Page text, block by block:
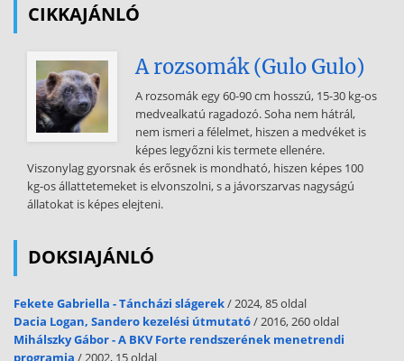
intézményrendszerét, így az Egyesülési szerződés elfogadása után
ugyanazok a szervek látják el mind a három közösség feladatait; 3
1986. Egységes európai okmány (Single European Act) 1992 Európai
Unióról szóló szerződés (Treaty on European Union) 1997
Amsterdami szerződés (Amsterdam Treaty) - az EGK-szerződést
módosítva bevezette ti többségi szavazás elvét a belső piacra
vonatkozóan; - az EGK-szerződést átfogóan módosították,
(maastrichti szerződések) létrehozták az Európai Uniót és
módosították az ESZAK- és az EURATOM-szerződéseket; - a
EGK szerződést módosította, de még nem lépett hatályba. Az
integrációs folyamatban a Montánunió és az EURATOM - specifikus
veszítettek jelentőségükből. Míg a Montánunió és az EURATOM egy-
egy szűk gazdasági szektor integrációját célozta meg, addig az
CIKKAJÁNLÓ
A rozsomák (Gulo Gulo)
A rozsomák egy 60-90 cm hosszú, 15-30 kg-os
medvealkatú ragadozó. Soha nem hátrál,
nem ismeri a félelmet, hiszen a medvéket is
képes legyőzni kis termete ellenére.
Viszonylag gyorsnak és erősnek is mondható, hiszen képes 100
kg-os állattetemeket is elvonszolni, s a jávorszarvas nagyságú
állatokat is képes elejteni.
DOKSIAJÁNLÓ
Fekete Gabriella - Táncházi slágerek/ 2024, 85 oldal
Dacia Logan, Sandero kezelési útmutató/ 2016, 260 oldal
Mihálszky Gábor - A BKV Forte rendszerének menetrendi
programja / 2002, 15 oldal